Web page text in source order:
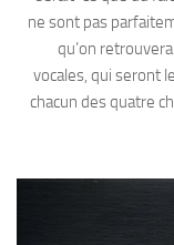
ne sont pas
qu’on
vocales, qui seront
chacun des quatre